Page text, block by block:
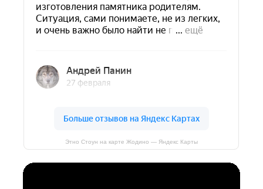
Этно Стоун на карте Жодино — Яндекс Карты